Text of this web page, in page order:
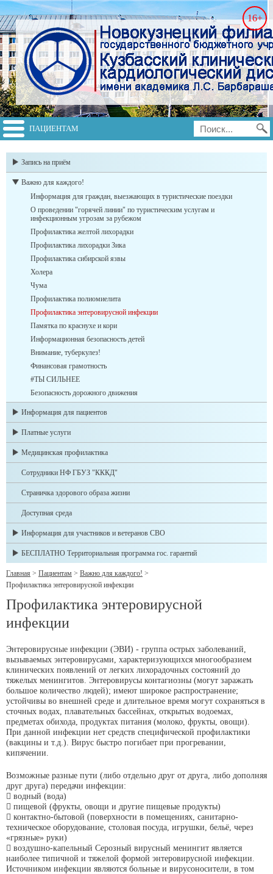
ПАЦИЕНТАМ
Запись на приём
Важно для каждого!
Информация для граждан, выезжающих в туристические поездки
О проведении "горячей линии" по туристическим услугам и
инфекционным угрозам за рубежом
Профилактика желтой лихорадки
Профилактика лихорадки Зика
Профилактика сибирской язвы
Холера
Чума
Профилактика полиомиелита
Профилактика энтеровирусной инфекции
Памятка по краснухе и кори
Информационная безопасность детей
Внимание, туберкулез!
Финансовая грамотность
#ТЫ СИЛЬНЕЕ
Безопасность дорожного движения
Информация для пациентов
Платные услуги
Медицинская профилактика
Сотрудники НФ ГБУЗ "КККД"
Страничка здорового образа жизни
Доступная среда
Информация для участников и ветеранов СВО
БЕСПЛАТНО Территориальная программа гос. гарантий
Главная > Пациентам > Важно для каждого! >
Профилактика энтеровирусной инфекции
Профилактика энтеровирусной
инфекции
Энтеровирусные инфекции (ЭВИ) - группа острых заболеваний,
вызываемых энтеровирусами, характеризующихся многообразием
клинических появлений от легких лихорадочных состояний до
тяжелых менингитов. Энтеровирусы контагиозны (могут заражать
большое количество людей); имеют широкое распространение;
устойчивы во внешней среде и длительное время могут сохраняться в
сточных водах, плавательных бассейнах, открытых водоемах,
предметах обихода, продуктах питания (молоко, фрукты, овощи).
При данной инфекции нет средств специфической профилактики
(вакцины и т.д.). Вирус быстро погибает при прогревании,
кипячении.
Возможные разные пути (либо отдельно друг от друга, либо дополняя
друг друга) передачи инфекции:
 водный (вода)
 пищевой (фрукты, овощи и другие пищевые продукты)
 контактно-бытовой (поверхности в помещениях, санитарно-
техническое оборудование, столовая посуда, игрушки, бельё, через
«грязные» руки)
 воздушно-капельный Серозный вирусный менингит является
наиболее типичной и тяжелой формой энтеровирусной инфекции.
Источником инфекции являются больные и вирусоносители, в том
16+